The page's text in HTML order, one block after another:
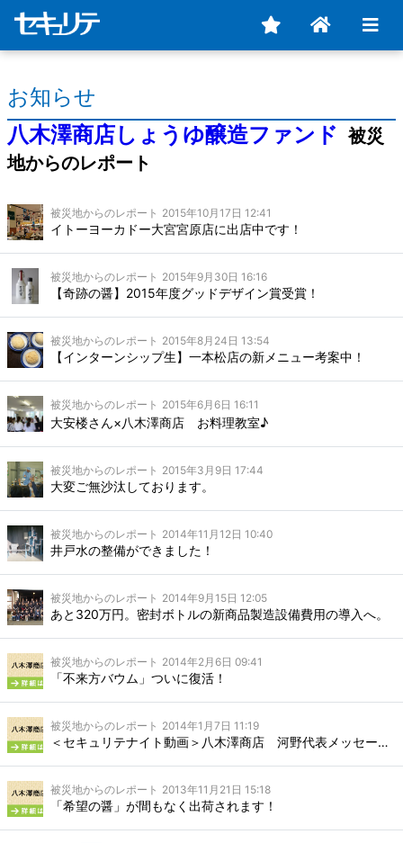
お知らせ
八木澤商店しょうゆ醸造ファンド
被災
地からのレポート
被災地からのレポート 2015年10月17日 12:41
イトーヨーカドー大宮宮原店に出店中です！
被災地からのレポート 2015年9月30日 16:16
【奇跡の醤】2015年度グッドデザイン賞受賞！
被災地からのレポート 2015年8月24日 13:54
【インターンシップ生】一本松店の新メニュー考案中！
被災地からのレポート 2015年6月6日 16:11
大安楼さん×八木澤商店 お料理教室♪
被災地からのレポート 2015年3月9日 17:44
大変ご無沙汰しております。
被災地からのレポート 2014年11月12日 10:40
井戸水の整備ができました！
被災地からのレポート 2014年9月15日 12:05
あと320万円。密封ボトルの新商品製造設備費用の導入へ。
被災地からのレポート 2014年2月6日 09:41
「不来方バウム」ついに復活！
被災地からのレポート 2014年1月7日 11:19
＜セキュリテナイト動画＞八木澤商店 河野代表メッセージ
被災地からのレポート 2013年11月21日 15:18
「希望の醤」が間もなく出荷されます！